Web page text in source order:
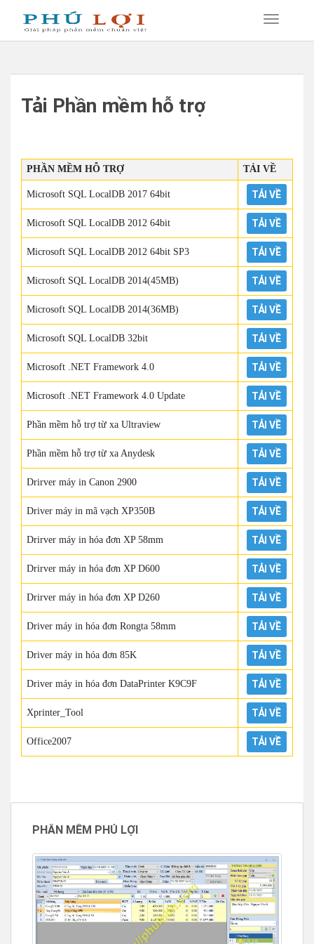
Tải Phần mềm hỗ trợ
PHẦN MỀM HỖ TRỢ TẢI VỀ
Microsoft SQL LocalDB 2017 64bit TẢI VỀ
Microsoft SQL LocalDB 2012 64bit TẢI VỀ
Microsoft SQL LocalDB 2012 64bit SP3 TẢI VỀ
Microsoft SQL LocalDB 2014(45MB) TẢI VỀ
Microsoft SQL LocalDB 2014(36MB) TẢI VỀ
Microsoft SQL LocalDB 32bit TẢI VỀ
Microsoft .NET Framework 4.0 TẢI VỀ
Microsoft .NET Framework 4.0 Update TẢI VỀ
Phần mềm hỗ trợ từ xa Ultraview TẢI VỀ
Phần mềm hỗ trợ từ xa Anydesk TẢI VỀ
Drirver máy in Canon 2900 TẢI VỀ
Driver máy in mã vạch XP350B TẢI VỀ
Drirver máy in hóa đơn XP 58mm TẢI VỀ
Drirver máy in hóa đơn XP D600 TẢI VỀ
Drirver máy in hóa đơn XP D260 TẢI VỀ
Driver máy in hóa đơn Rongta 58mm TẢI VỀ
Driver máy in hóa đơn 85K TẢI VỀ
Driver máy in hóa đơn DataPrinter K9C9F TẢI VỀ
Xprinter_Tool TẢI VỀ
Office2007 TẢI VỀ
PHẦN MỀM PHÚ LỢI